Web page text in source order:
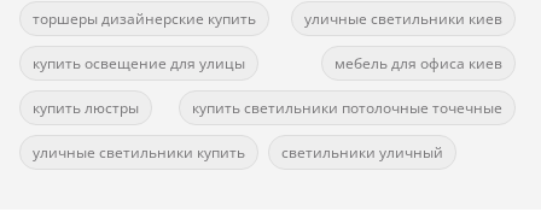
торшеры дизайнерские купить уличные светильники киев
купить освещение для улицы мебель для офиса киев
купить люстры купить светильники потолочные точечные
уличные светильники купить светильники уличный